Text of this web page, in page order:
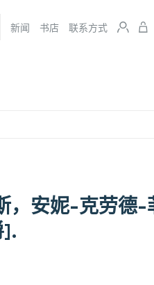
新闻 书店 联系方式
，安妮-克劳德-
].